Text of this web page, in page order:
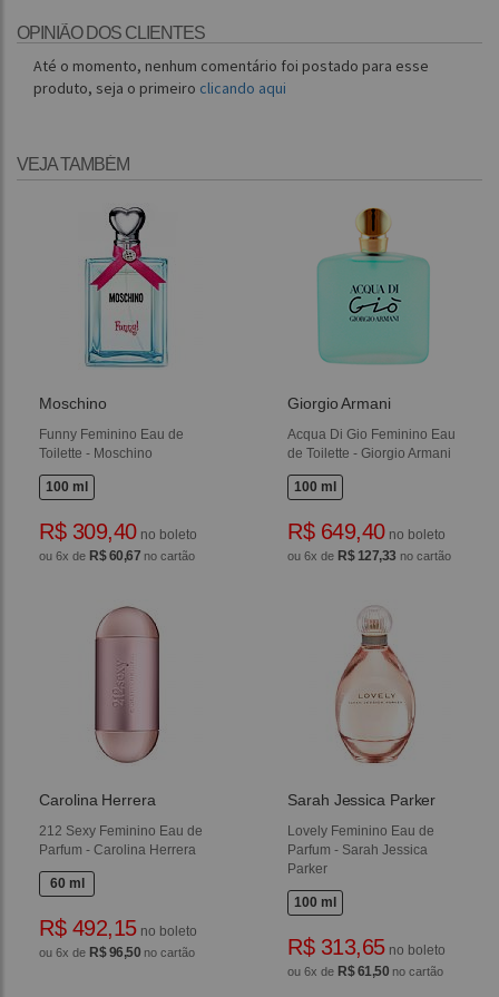
OPINIÃO DOS CLIENTES
Até o momento, nenhum comentário foi postado para esse
produto, seja o primeiro clicando aqui
VEJA TAMBÉM
Moschino
Funny Feminino Eau de
Toilette - Moschino
100 ml
R$ 309,40no boleto
ou 6x de R$ 60,67 no cartão
Giorgio Armani
Acqua Di Gio Feminino Eau
de Toilette - Giorgio Armani
100 ml
R$ 649,40no boleto
ou 6x de R$ 127,33 no cartão
Carolina Herrera
212 Sexy Feminino Eau de
Parfum - Carolina Herrera
60 ml
R$ 492,15no boleto
ou 6x de R$ 96,50 no cartão
Sarah Jessica Parker
Lovely Feminino Eau de
Parfum - Sarah Jessica
Parker
100 ml
R$ 313,65no boleto
ou 6x de R$ 61,50 no cartão